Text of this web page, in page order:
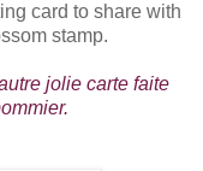
card to share with
stamp.
jolie carte faite